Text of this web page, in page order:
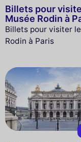
Billets pour
Musée Rodin à
Billets pour visiter
Rodin à Paris